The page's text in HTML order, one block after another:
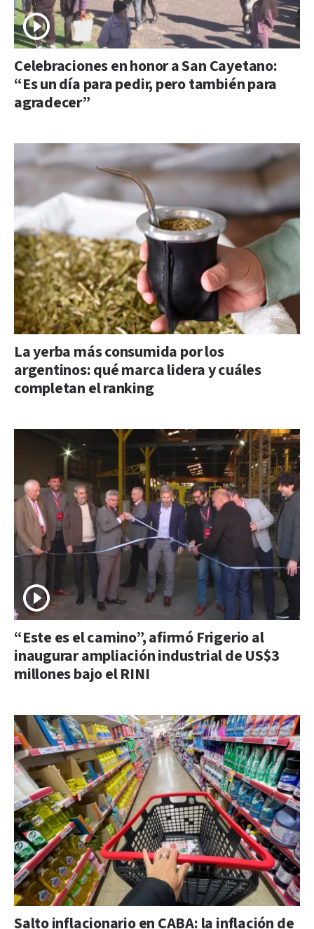
Celebraciones en honor a San Cayetano:
“Es un día para pedir, pero también para
agradecer”
La yerba más consumida por los
argentinos: qué marca lidera y cuáles
completan el ranking
“Este es el camino”, afirmó Frigerio al
inaugurar ampliación industrial de US$3
millones bajo el RINI
Salto inflacionario en CABA: la inflación de